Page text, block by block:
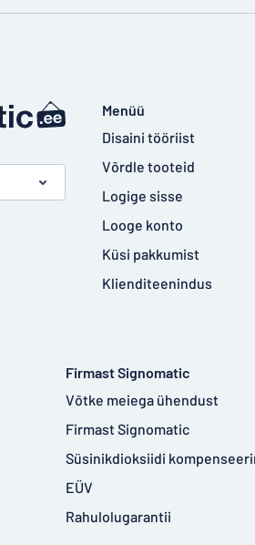
Menüü
Disaini tööriist
Võrdle tooteid
Logige sisse
Looge konto
Küsi pakkumist
Klienditeenindus
Firmast Signomatic
Võtke meiega ühendust
Firmast Signomatic
Süsinikdioksiidi
EÜV
Rahulolugarantii